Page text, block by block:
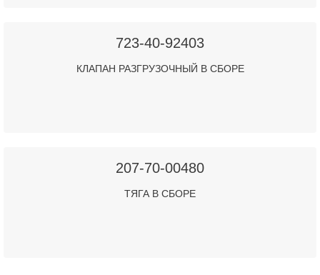
723-40-92403
КЛАПАН РАЗГРУЗОЧНЫЙ В СБОРЕ
207-70-00480
ТЯГА В СБОРЕ